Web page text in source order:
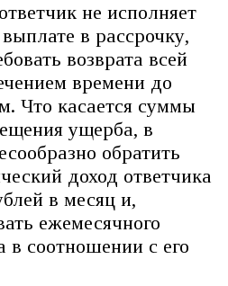
не исполняет
в рассрочку,
возврата всей
времени до
Что касается суммы
ущерба, в
обратить
доход ответчика
в месяц и,
ежемесячного
соотношении с его